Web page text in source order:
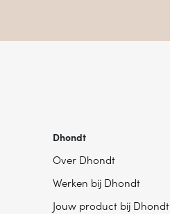
Dhondt
Over Dhondt
Werken bij Dhondt
Jouw product bij Dhondt